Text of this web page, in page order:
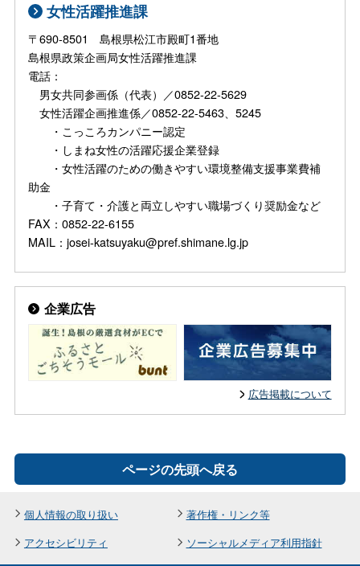
女性活躍推進課
〒690-8501 島根県松江市殿町1番地
島根県政策企画局女性活躍推進課
電話：
男女共同参画係（代表）／0852-22-5629
女性活躍企画推進係／0852-22-5463、5245
・こっころカンパニー認定
・しまね女性の活躍応援企業登録
・女性活躍のための働きやすい環境整備支援事業費補
助金
・子育て・介護と両立しやすい職場づくり奨励金など
FAX：0852-22-6155
MAIL：josei-katsuyaku@pref.shimane.lg.jp
企業広告
広告掲載について
ページの先頭へ戻る
個人情報の取り扱い
著作権・リンク等
アクセシビリティ
ソーシャルメディア利用指針